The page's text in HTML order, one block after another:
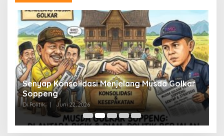
Senyap Konsolidasi Menjelang Musda Golkar
Soppeng
Di Politik | Juni 22, 2026